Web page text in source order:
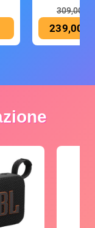
309,00 €
239,00 €